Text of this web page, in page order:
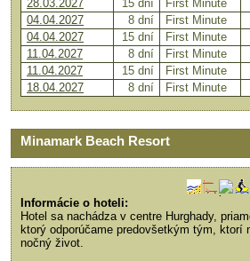
28.03.2027
15 dní First Minute
04.04.2027
8 dní First Minute
04.04.2027
15 dní First Minute
11.04.2027
8 dní First Minute
11.04.2027
15 dní First Minute
18.04.2027
8 dní First Minute
Minamark Beach Resort
Informácie o hoteli:
Hotel sa nachádza v centre Hurghady,
ktorý odporúčame predovšetkým tým, ktorí
nočný život.